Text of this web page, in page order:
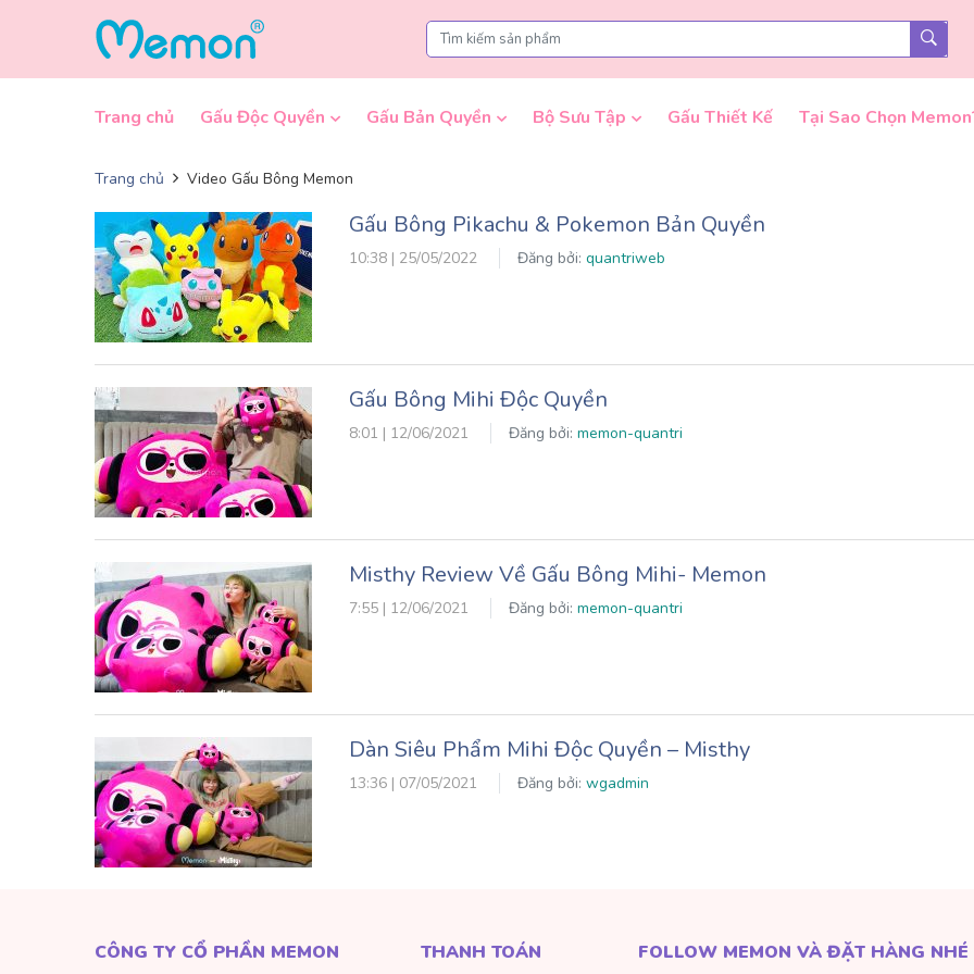
Trang chủ Gấu Độc Quyền Gấu Bản Quyền Bộ Sưu Tập Gấu Thiết Kế Tại Sao Chọn
Trang chủ Video Gấu Bông Memon
Gấu Bông Pikachu & Pokemon Bản Quyền
10:38 | 25/05/2022 Đăng bởi: quantriweb
Gấu Bông Mihi Độc Quyền
8:01 | 12/06/2021 Đăng bởi: memon-quantri
Misthy Review Về Gấu Bông Mihi- Memon
7:55 | 12/06/2021 Đăng bởi: memon-quantri
Dàn Siêu Phẩm Mihi Độc Quyền – Misthy
13:36 | 07/05/2021 Đăng bởi: wgadmin
CÔNG TY CỔ PHẦN MEMON THANH TOÁN FOLLOW MEMON VÀ ĐẶT HÀNG NHÉ